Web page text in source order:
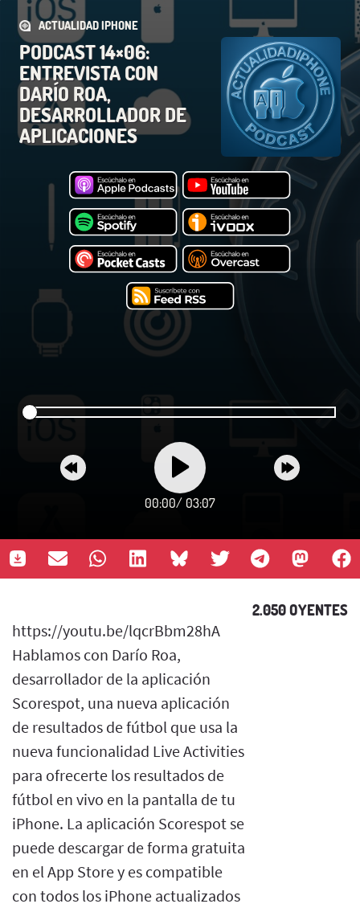
ACTUALIDAD IPHONE
PODCAST 14×06:
ENTREVISTA CON
DARÍO ROA,
DESARROLLADOR DE
APLICACIONES
00:00/ 03:07
2.050 OYENTES
https://youtu.be/lqcrBbm28hA
Hablamos con Darío Roa,
desarrollador de la aplicación
Scorespot, una nueva aplicación
de resultados de fútbol que usa la
nueva funcionalidad Live Activities
para ofrecerte los resultados de
fútbol en vivo en la pantalla de tu
iPhone. La aplicación Scorespot se
puede descargar de forma gratuita
en el App Store y es compatible
con todos los iPhone actualizados